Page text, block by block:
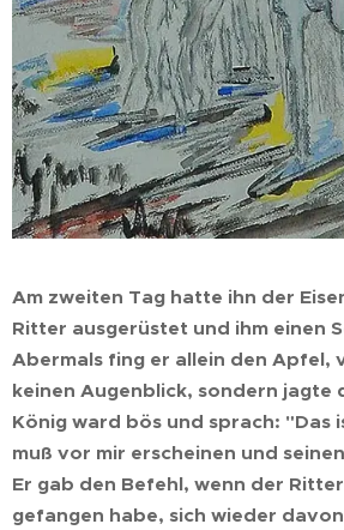
Am zweiten Tag hatte ihn der
Ritter ausgerüstet und ihm einen
Abermals fing er allein den Apfel,
keinen Augenblick, sondern jagte
König ward bös und sprach: "Das
muß vor mir erscheinen und
Er gab den Befehl, wenn der
gefangen habe, sich wieder